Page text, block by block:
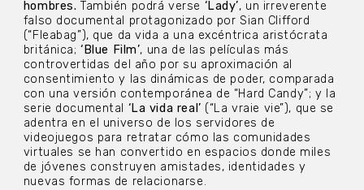
hombres. También podrá verse ‘Lady’, un irreverente
falso documental protagonizado por Sian Clifford
(“Fleabag”), que da vida a una excéntrica aristócrata
británica; ‘Blue Film’, una de las películas más
controvertidas del año por su aproximación al
consentimiento y las dinámicas de poder, comparada
con una versión contemporánea de “Hard Candy”; y la
serie documental ‘La vida real’ (“La vraie vie”), que se
adentra en el universo de los servidores de
videojuegos para retratar cómo las comunidades
virtuales se han convertido en espacios donde miles
de jóvenes construyen amistades, identidades y
nuevas formas de relacionarse.